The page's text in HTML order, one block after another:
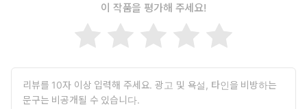
이 작품을 평가해 주세요!